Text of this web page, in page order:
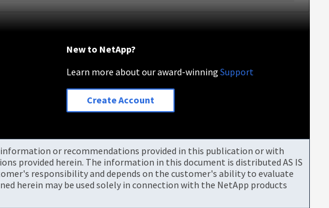
New to NetApp?
Learn more about our award-winningSupport
Create Account
or recommendations provided in this publication or with
provided herein. The information in this document is distributed AS IS
responsibility and depends on the customer's ability to evaluate
herein may be used solely in connection with the NetApp products